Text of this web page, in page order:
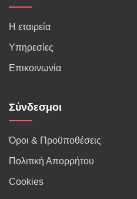
Η εταιρεία
Υπηρεσίες
Επικοινωνία
Σύνδεσμοι
Όροι & Προϋποθέσεις
Πολιτική Απορρήτου
Cookies